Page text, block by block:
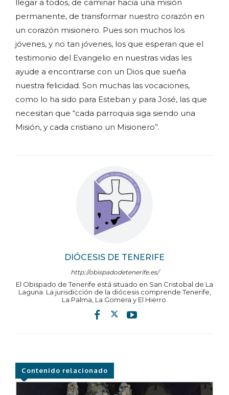
DIÓCESIS DE TENERIFE
http://obispadodetenerife.es/
El Obispado de Tenerife está situado en San Cristobal de La
Laguna. La jurisdicción de la diócesis comprende Tenerife,
La Palma, La Gomera y El Hierro.
llegar a todos, de caminar hacia una misión
permanente, de transformar nuestro corazón en
un corazón misionero. Pues son muchos los
jóvenes, y no tan jóvenes, los que esperan que el
testimonio del Evangelio en nuestras vidas les
ayude a encontrarse con un Dios que sueña
nuestra felicidad. Son muchas las vocaciones,
como lo ha sido para Esteban y para José, las que
necesitan que “cada parroquia siga siendo una
Misión, y cada cristiano un Misionero”.
Contenido relacionado